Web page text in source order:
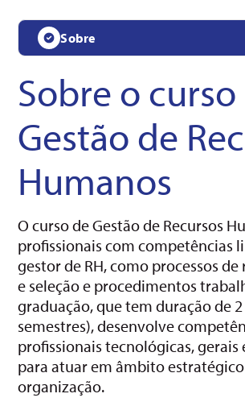
Humanos- modalidade
Sobre
Sobre o
Gestão de
Humanos
O curso de Gestão de Recursos
profissionais com competências
gestor de RH, como processos
e seleção e procedimentos
graduação, que tem duração de
semestres), desenvolve
profissionais tecnológicas, gerais
para atuar em âmbito
organização.